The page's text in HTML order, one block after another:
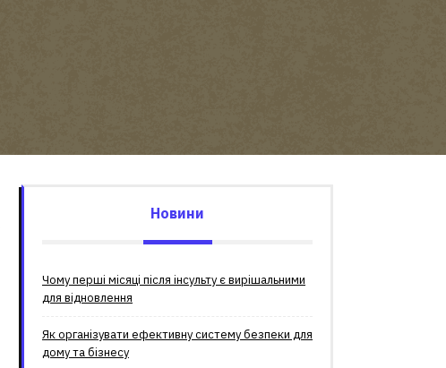
Новини
Чому перші місяці після інсульту є вирішальними
для відновлення
Як організувати ефективну систему безпеки для
дому та бізнесу